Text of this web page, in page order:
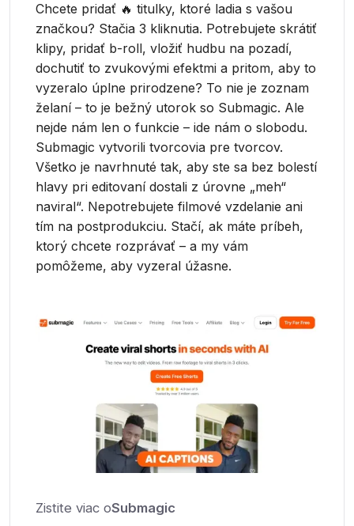
Chcete pridať 🔥 titulky, ktoré ladia s vašou
značkou? Stačia 3 kliknutia. Potrebujete skrátiť
klipy, pridať b-roll, vložiť hudbu na pozadí,
dochutiť to zvukovými efektmi a pritom, aby to
vyzeralo úplne prirodzene? To nie je zoznam
želaní – to je bežný utorok so Submagic. Ale
nejde nám len o funkcie – ide nám o slobodu.
Submagic vytvorili tvorcovia pre tvorcov.
Všetko je navrhnuté tak, aby ste sa bez bolestí
hlavy pri editovaní dostali z úrovne „meh“
naviral“. Nepotrebujete filmové vzdelanie ani
tím na postprodukciu. Stačí, ak máte príbeh,
ktorý chcete rozprávať – a my vám
pomôžeme, aby vyzeral úžasne.
Zistite viac oSubmagic